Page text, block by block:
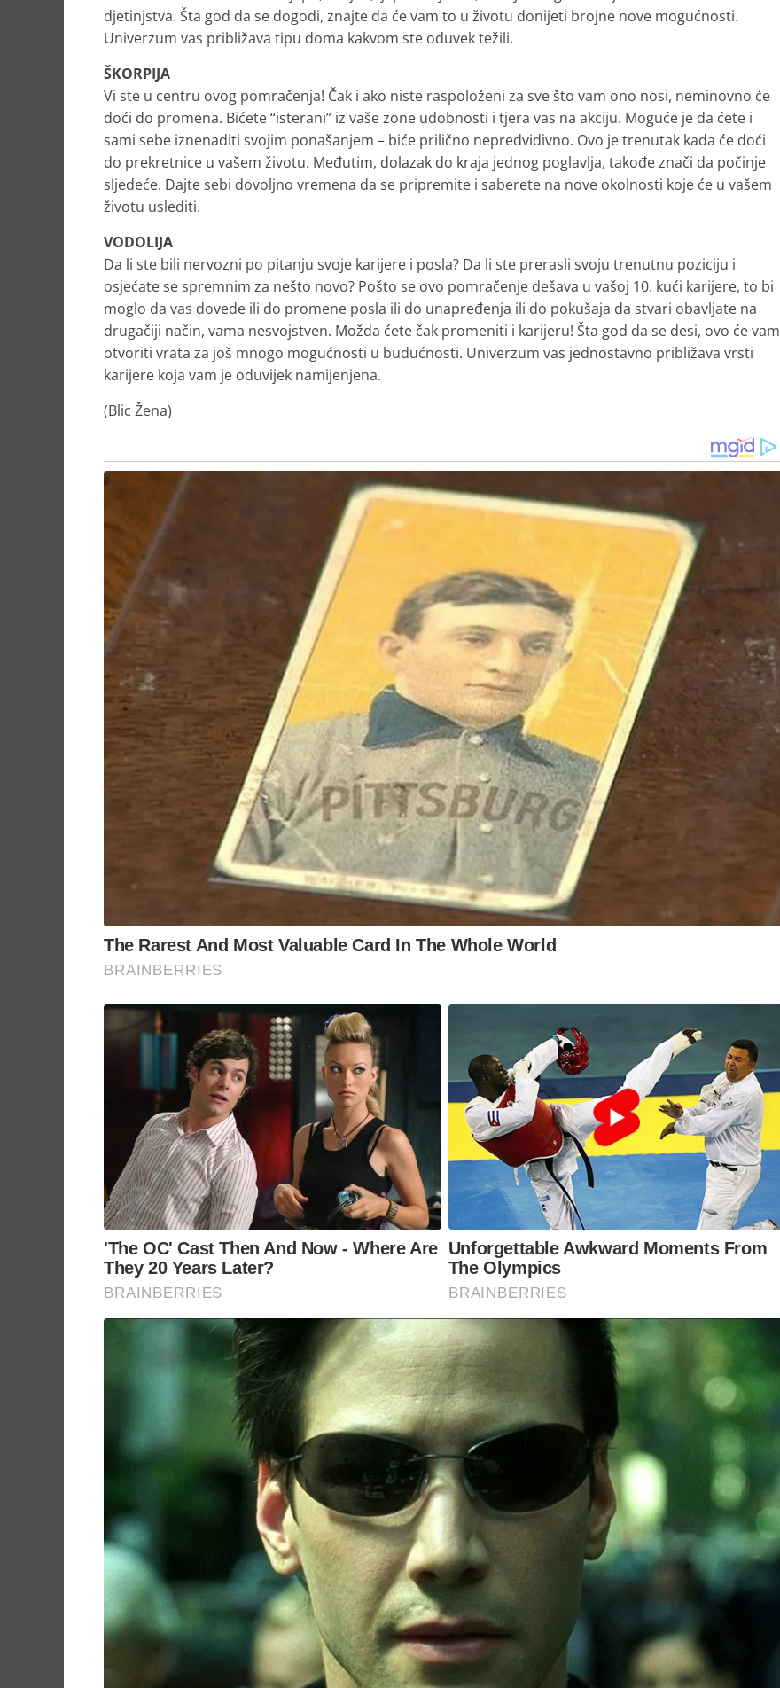
djetinjstva. Šta god da se dogodi, znajte da će vam to u životu donijeti brojne nove mogućnosti.
Univerzum vas približava tipu doma kakvom ste oduvek težili.
ŠKORPIJA
Vi ste u centru ovog pomračenja! Čak i ako niste raspoloženi za sve što vam ono nosi, neminovno će
doći do promena. Bićete “isterani” iz vaše zone udobnosti i tjera vas na akciju. Moguće je da ćete i
sami sebe iznenaditi svojim ponašanjem – biće prilično nepredvidivno. Ovo je trenutak kada će doći
do prekretnice u vašem životu. Međutim, dolazak do kraja jednog poglavlja, takođe znači da počinje
sljedeće. Dajte sebi dovoljno vremena da se pripremite i saberete na nove okolnosti koje će u vašem
životu uslediti.
VODOLIJA
Da li ste bili nervozni po pitanju svoje karijere i posla? Da li ste prerasli svoju trenutnu poziciju i
osjećate se spremnim za nešto novo? Pošto se ovo pomračenje dešava u vašoj 10. kući karijere, to bi
moglo da vas dovede ili do promene posla ili do unapređenja ili do pokušaja da stvari obavljate na
drugačiji način, vama nesvojstven. Možda ćete čak promeniti i karijeru! Šta god da se desi, ovo će vam
otvoriti vrata za još mnogo mogućnosti u budućnosti. Univerzum vas jednostavno približava vrsti
karijere koja vam je oduvijek namijenjena.
(Blic Žena)